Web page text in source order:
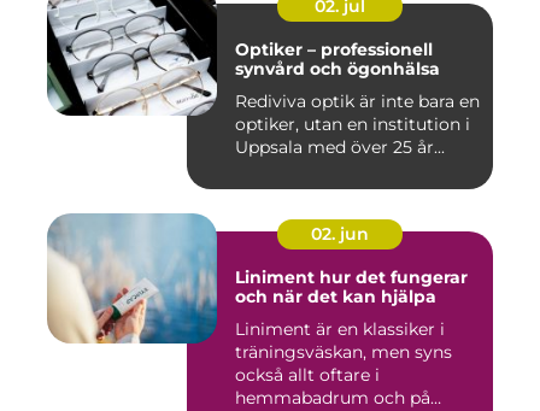
02. jul
Optiker – professionell
synvård och ögonhälsa
Rediviva optik är inte bara en
optiker, utan en institution i
Uppsala med över 25 år...
02. jun
Liniment hur det fungerar
och när det kan hjälpa
Liniment är en klassiker i
träningsväskan, men syns
också allt oftare i
hemmabadrum och på